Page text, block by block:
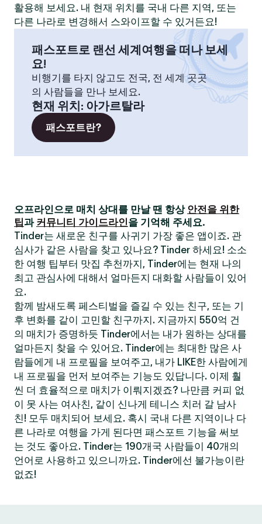
활용해 보세요. 내 현재 위치를 국내 다른 지역, 또는
다른 나라로 변경해서 스와이프할 수 있거든요!
패스포트로 랜선 세계여행을 떠나 보세
요!
비행기를 타지 않고도 전국, 전 세계 곳곳
의 사람들을 만나 보세요.
현재 위치: 아가르탈라
패스포트란?
오프라인으로 매치 상대를 만날 땐 항상 안전을 위한
팁과 커뮤니티 가이드라인을 기억해 주세요.
Tinder는 새로운 친구를 사귀기 가장 좋은 앱이죠. 관
심사가 같은 사람을 찾고 있나요? Tinder 하세요! 소소
한 여행 팁부터 맛집 추천까지, Tinder에는 현재 나의
최고 관심사에 대해서 얼마든지 대화할 사람들이 있어
요.
함께 밤새도록 페스티벌을 즐길 수 있는 친구, 또는 기
후 변화를 같이 고민할 친구까지. 지금까지 550억 건
의 매치가 증명하듯 Tinder에서는 내가 원하는 상대를
얼마든지 찾을 수 있어요. Tinder에는 최대한 많은 사
람들에게 내 프로필을 보여주고, 내가 LIKE한 사람에게
내 프로필을 먼저 보여주는 기능도 있답니다. 이제 훨
씬 더 효율적으로 매치가 이뤄지겠죠? 나만큼 커피 없
이 못 사는 여사친, 같이 신나게 테니스 치러 갈 남사
친! 모두 매치되어 보세요. 혹시 국내 다른 지역이나 다
른 나라로 여행을 가게 된다면 패스포트 기능을 써보
는 것도 좋아요. Tinder는 190개국 사람들이 40개의
언어로 사용하고 있으니까요. Tinder에선 불가능이란
없죠!